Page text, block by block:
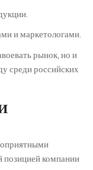
и маркетологами.
рынок, но и
среди российских
позицией компании